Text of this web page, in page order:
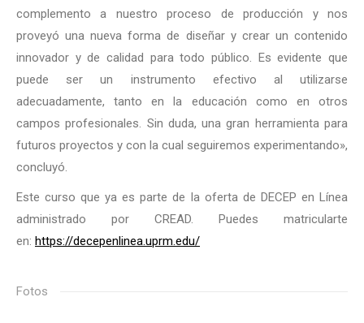
complemento a nuestro proceso de producción y nos
proveyó una nueva forma de diseñar y crear un contenido
innovador y de calidad para todo público. Es evidente que
puede ser un instrumento efectivo al utilizarse
adecuadamente, tanto en la educación como en otros
campos profesionales. Sin duda, una gran herramienta para
futuros proyectos y con la cual seguiremos experimentando»,
concluyó.
Este curso que ya es parte de la oferta de DECEP en Línea
administrado por CREAD. Puedes matricularte
en: https://decepenlinea.uprm.edu/
Fotos